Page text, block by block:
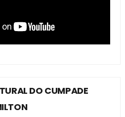
DO CUMPADE